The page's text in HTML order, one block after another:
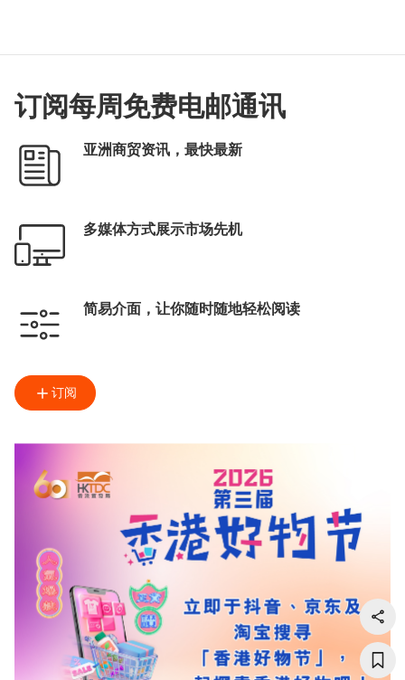
订阅每周免费电邮通讯
亚洲商贸资讯，最快最新
多媒体方式展示市场先机
简易介面，让你随时随地轻松阅读
订阅